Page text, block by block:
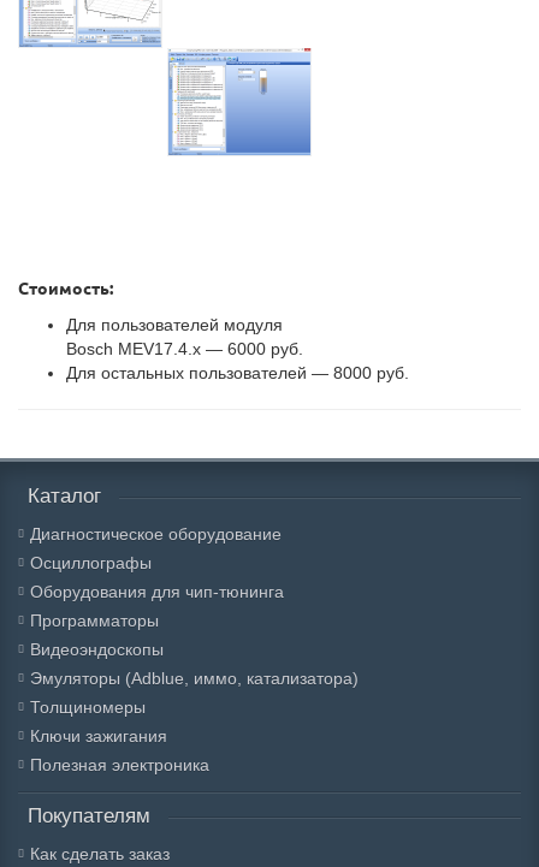
Стоимость:
Для пользователей модуля
Bosch MEV17.4.x — 6000 руб.
Для остальных пользователей — 8000 руб.
Каталог
Диагностическое оборудование
Осциллографы
Оборудования для чип-тюнинга
Программаторы
Видеоэндоскопы
Эмуляторы (Adblue, иммо, катализатора)
Толщиномеры
Ключи зажигания
Полезная электроника
Покупателям
Как сделать заказ